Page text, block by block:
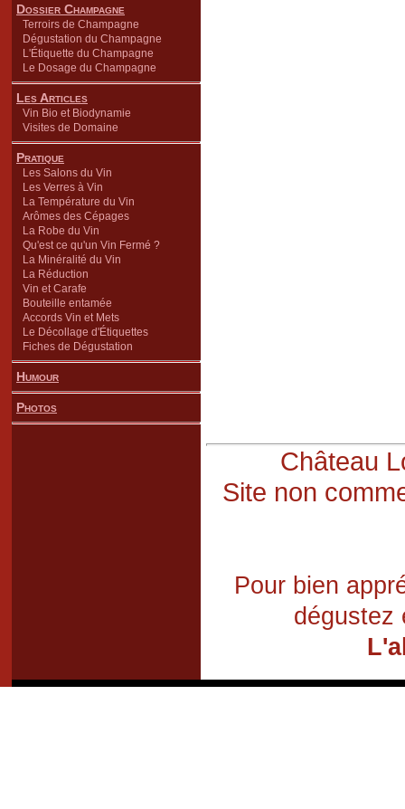
Dossier Champagne
Terroirs de Champagne
Dégustation du Champagne
L'Étiquette du Champagne
Le Dosage du Champagne
Les Articles
Vin Bio et Biodynamie
Visites de Domaine
Pratique
Les Salons du Vin
Les Verres à Vin
La Température du Vin
Arômes des Cépages
La Robe du Vin
Qu'est ce qu'un Vin Fermé ?
La Minéralité du Vin
La Réduction
Vin et Carafe
Bouteille entamée
Accords Vin et Mets
Le Décollage d'Étiquettes
Fiches de Dégustation
Humour
Photos
Château
Site non
Pour bien
dégustez